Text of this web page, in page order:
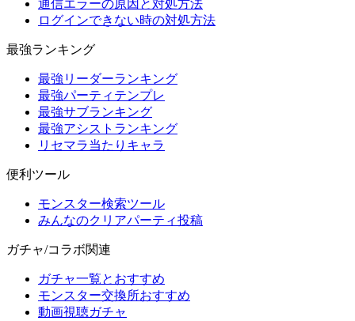
通信エラーの原因と対処方法
ログインできない時の対処方法
最強ランキング
最強リーダーランキング
最強パーティテンプレ
最強サブランキング
最強アシストランキング
リセマラ当たりキャラ
便利ツール
モンスター検索ツール
みんなのクリアパーティ投稿
ガチャ/コラボ関連
ガチャ一覧とおすすめ
モンスター交換所おすすめ
動画視聴ガチャ